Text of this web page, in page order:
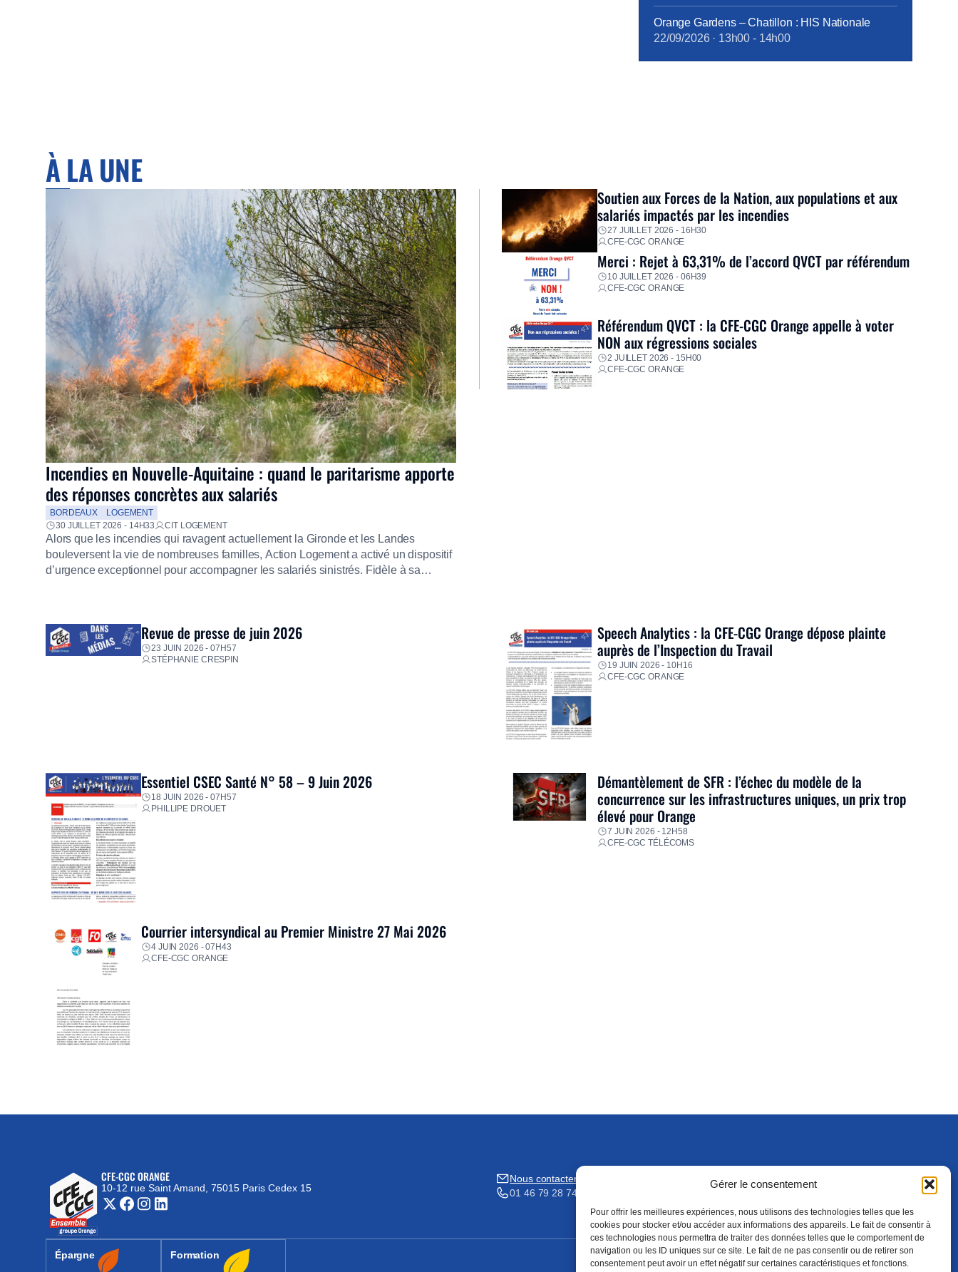
Gérer le consentement
Pour offrir les meilleures expériences, nous utilisons des technologies telles que les
cookies pour stocker et/ou accéder aux informations des appareils. Le fait de consentir à
ces technologies nous permettra de traiter des données telles que le comportement de
navigation ou les ID uniques sur ce site. Le fait de ne pas consentir ou de retirer son
consentement peut avoir un effet négatif sur certaines caractéristiques et fonctions.
Orange Gardens – Chatillon : HIS Nationale
22/09/2026· 13h00 - 14h00
À LA UNE
Incendies en Nouvelle-Aquitaine : quand le paritarisme apporte
des réponses concrètes aux salariés
BORDEAUX
LOGEMENT
30 JUILLET 2026 - 14H33
CIT LOGEMENT
Alors que les incendies qui ravagent actuellement la Gironde et les Landes
bouleversent la vie de nombreuses familles, Action Logement a activé un dispositif
d’urgence exceptionnel pour accompagner les salariés sinistrés. Fidèle à sa
Soutien aux Forces de la Nation, aux populations et aux
salariés impactés par les incendies
27 JUILLET 2026 - 16H30
CFE-CGC ORANGE
Merci : Rejet à 63,31% de l’accord QVCT par référendum
10 JUILLET 2026 - 06H39
CFE-CGC ORANGE
Référendum QVCT : la CFE-CGC Orange appelle à voter
NON aux régressions sociales
2 JUILLET 2026 - 15H00
CFE-CGC ORANGE
Revue de presse de juin 2026
23 JUIN 2026 - 07H57
STÉPHANIE CRESPIN
Speech Analytics : la CFE-CGC Orange dépose plainte
auprès de l’Inspection du Travail
19 JUIN 2026 - 10H16
CFE-CGC ORANGE
Essentiel CSEC Santé N° 58 – 9 Juin 2026
18 JUIN 2026 - 07H57
PHILLIPE DROUET
Démantèlement de SFR : l’échec du modèle de la
concurrence sur les infrastructures uniques, un prix trop
élevé pour Orange
7 JUIN 2026 - 12H58
CFE-CGC TÉLÉCOMS
Courrier intersyndical au Premier Ministre 27 Mai 2026
4 JUIN 2026 - 07H43
CFE-CGC ORANGE
CFE-CGC ORANGE
10-12 rue Saint Amand, 75015 Paris Cedex 15
(nouvelle fenêtre)
Nous contacter
01 46 79 28 74
S'ABONNER
(NOUVELLE FENÊTRE)
ADHÉRER
Épargne
(nouvelle fenêtre) Formation
(nouvelle fenêtre)